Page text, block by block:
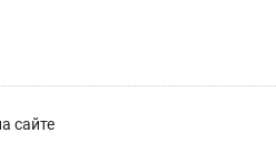
сайте